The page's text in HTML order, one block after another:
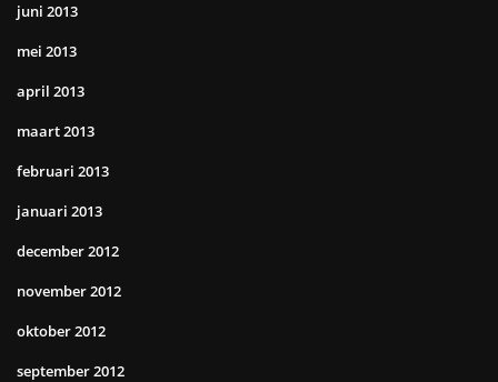
juni 2013
mei 2013
april 2013
maart 2013
februari 2013
januari 2013
december 2012
november 2012
oktober 2012
september 2012